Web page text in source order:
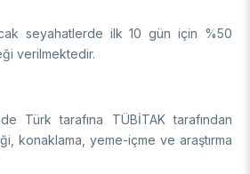
seyahatlerde ilk 10 gün için %50
verilmektedir.
Türk tarafına TÜBİTAK tarafından
konaklama, yeme-içme ve araştırma